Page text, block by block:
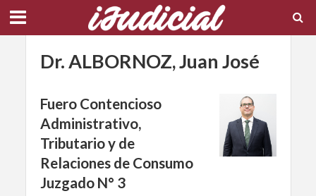
Dr. ALBORNOZ, Juan José
Fuero Contencioso
Administrativo,
Tributario y de
Relaciones de Consumo
Juzgado N° 3